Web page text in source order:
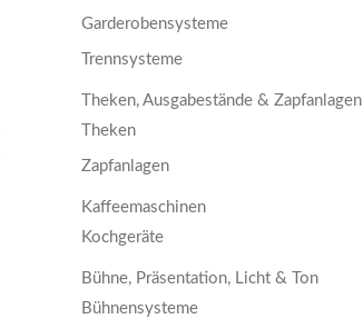
Garderobensysteme
Trennsysteme
Theken, Ausgabestände & Zapfanlagen
Theken
Zapfanlagen
Kaffeemaschinen
Kochgeräte
Bühne, Präsentation, Licht & Ton
Bühnensysteme